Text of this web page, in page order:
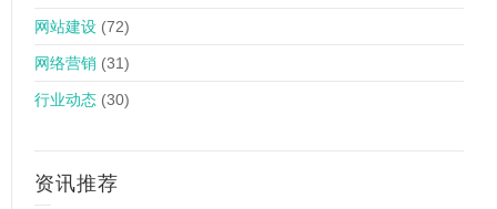
网站建设 (72)
网络营销 (31)
行业动态 (30)
资讯推荐